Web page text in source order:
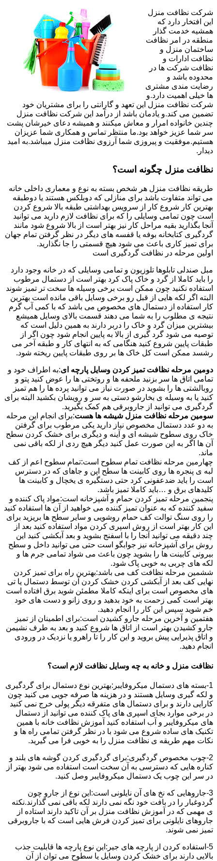
شرکت نظافت منزل
این افتخار دارد که
همشیه خدمت گذار
منطقه در امر نظافت
ساختمان منزل و
نظافت ادارات و
نظافت شرکت ها در
محدوده باشد و
رضایت مندی مشتری
ها خیلی اهمیت دارد.و
شرکت نظافت منزل این تعهد و گارانتی را برای مشتریان خود
تضمین می کند.و یادمان باشد از درآمد این شرکت نظافت منزل
چندین خانواده امرار و معاش میکنند و همیشه دعای خیرشان پشت
سر شما عزیز خواهد بود.ما منتظر تماس و همکاری شما عزیزان
هستیم.موفقیت و پیروزی شما آرزوی نظافت منزل میباشد.به امید
دیدار.
نظافت منزل چگونه است؟
طریقه نظافت منزل هر شخص بسته به نوع و معماری داخلی خانه
می تواند متفاوت باشد برای منازلی که دوبلکس هستند یا دوطبقه
بهترین کار شروع کار از سرویس بهداشتی طبقه بالا شروع کردن
است چون تمامی وسایلی را که برای نظافت لازم دارید می توانید
آنجا بگذارید بقیه مراحل کار نیز بهتر است از بالا شروع شود مانند
گردگیری کتابخانه بوفه یا قفسه های دیگر در نظر گرفتن تمام جهان
برای تمیز کاری باعث می شود هیچ قسمتی را جا نگذارید.
اولین مرحله در نظافت گردگیری است
مبل صندلی تابلوها تلوزیون و تمامی وسایلی که در خانه وجود دارد
را باید کاملا از گرد و خاک پاک کرد بهتر است از دستمال مرطوب
استفاده نکنید چون ممکن است برخی وسیله ها سخت تر تمیز شوند
البته اگر لکه هایی از قبل رو برخی وسایل باقی مانده است بهترین
کار استفاده از دستمال های مخصوص می باشد که با کمی آب گرم
نتیجه ی مطلوب را به شما می دهند قسمت بالای وسایل همیشع
بیشترین میزان گرد و خاک را دربر دارند به همین دلیل است که
توصیه می شود گرد گیری از بالا به پایین انجام شود چون اگر از
طبقات پایین شروع کنید هنگامی که به انتهای کار و طبقه آخر می
رشسد ممکن است کل خاک ها بر روی طبقات پایین ریخته شود.
دومین مرحله نظافت تمیز کردن وسایل پارچه ای:به اطراف خود و
تمامی اتاق ها سر بزنید ملحفه ها و روتختی ها را عوض کنید پتو و
روبالشتی ها را بشوید در صورت نیاز می توانید پرده ها را هم تمیز
کنید یا به وسیله ی بخارشو دستی به سر و رویشان بکشید البته برای
گردگیری می توانید از جاروبرقی هم کمک بگیرید.
سومین مرحله نظافت منزل شیشه ها هست:برای انجام این مرحله
به دو عدد دستمال مخصوص نیاز دارید یکی مرطوب برای گرفتن
خاک روی سطوح شیشه ای و آینه و دیگری برای خشک کردن سطح
آن ها اگر به این صورت عمل کنید دیگر هیچ ردی از لکه باقی نمی
ماند.
چهارمین مرحله نظافت تمام سطوح است:تمام سطوح اعم از کف
لبه ی پنجره ها روی کابینت ها سطح اپن و جاهای که در دسترس
است را باید ضدعفونی کرد حتی دستگیره ی یخچال و کابینت ها
کلیدهای برق و …باید کاملا تمیز باشد.
پنجمین مرحله تمیز کردن حمام و آشپزخانه است:مواد پاک کننده و
سفید کننده که به عنوان تمیز کننده می خواهید از آن ها استفاده کنید
را روی سنگ توالت کف حمام روشویی و سایر سطح ها بریزید برای
این کار بهتر است از روش اسپری کردن مواد استفاده کنید بعد از
چند دقیقه می توانید آنجا را با اسفنج بشوید و بعد آبکشی کنید این
روش برای آشپزخانه نیز جوابگو است حتی می توانید داخل و سطح
بیرونی کابینت ها را بشوید چون باعث می شواد تمامی جرم ها و
لکه های چربی به خوبی پاک شود.
ششمین مرحله نظافت کف می باشد:بهترین راه برای تمیز کردن
نهایی کف بعد از آبکشی کردن خشک کردن آن توسط دستمال یا تی
های مخصوص است برای اینکه کاملا مطمئن شوید برق افتاده است
بهتر است کمی زحمت به خود بدهید و روی زانو و دست های خود
خم شوید سپس این کار را انجام دهید.
هفتمین و آخرین مرحله جارو کشیدن است:برای اطمینان از تمیز
جارو کشیدن بهتر است از اتاق ها شروع کنید و بعد به طرف نشیمن
و اتاق پذیرایی پیش بروید و این کار را تا راهرو یا نزدیک در ورودی
انجام دهید.
نظافت منزل و خانه به چه وسایل نظافت لازم است؟
1-بسته های دستمال میکروفایبر:بهترین نوع دستمال برای گردگیری
و لکه گیری وسایل هستند و در هزینه ها صرفه جویی می کنید چون
کارایی دارند و برای دستمال های متفرقه دیگر پولی خرج نمی کنید
در برخی موارد بجای اسپری های پاک کننده می توانید از دستمال
های میکروفایبر و آب استفاده کنید آموزش نظافت خانه با همین
تکنیک های ساده شروع می شود با در نظر گرفتن تمامی راه ها و
نکات مهم طریقه ی نظافت منزل را به خوبی فرا می گیرید.
2-چوب مخصوص گردگیری:برای گردگیری کردن گوشه های بلند و
کناره هایی که دسترسی به آن سخت است استفاده می شود بهتر از
در سر این چوب یک دستمال میکروفایبر وصل کنید.
3-جاروهایی که نخ های آن نایلونی است:این نوع از جارو چون
گردوغبار را در بافت خود نگه نمی دارند لکه باقی نمی گذارند.نکته
ی مهمی که در آموزش نظافت منزل بر آن تاکید دارند استاده از
جاروهای نایلونی برای تمیز کردن فرش هایی است که با جاروبرقی
تمیز نمی شوند.
5-استفاده کردن از پارچه های جیر:این نوع پارچه ها قابلیت جذب
بالایی دارند برای خشک کردن وسایل یا سطوح می توان از آن